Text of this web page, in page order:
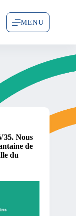
MENU
Nous
de
du